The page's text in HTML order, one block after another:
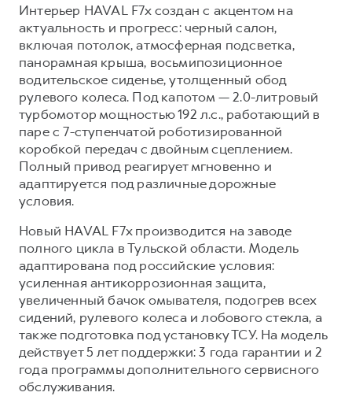
Интерьер HAVAL F7x создан с акцентом на
актуальность и прогресс: черный салон,
включая потолок, атмосферная подсветка,
панорамная крыша, восьмипозиционное
водительское сиденье, утолщенный обод
рулевого колеса. Под капотом — 2.0-литровый
турбомотор мощностью 192 л.с., работающий в
паре с 7-ступенчатой роботизированной
коробкой передач с двойным сцеплением.
Полный привод реагирует мгновенно и
адаптируется под различные дорожные
условия.
Новый HAVAL F7x производится на заводе
полного цикла в Тульской области. Модель
адаптирована под российские условия:
усиленная антикоррозионная защита,
увеличенный бачок омывателя, подогрев всех
сидений, рулевого колеса и лобового стекла, а
также подготовка под установку ТСУ. На модель
действует 5 лет поддержки: 3 года гарантии и 2
года программы дополнительного сервисного
обслуживания.